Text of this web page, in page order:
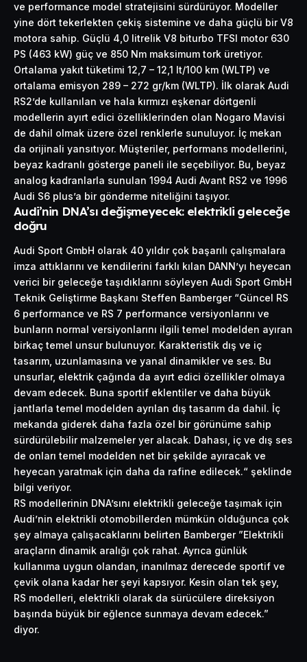
ve performance model stratejisini sürdürüyor. Modeller
yine dört tekerlekten çekiş sistemine ve daha güçlü bir V8
motora sahip. Güçlü 4,0 litrelik V8 biturbo TFSI motor 630
PS (463 kW) güç ve 850 Nm maksimum tork üretiyor.
Ortalama yakıt tüketimi 12,7 – 12,1 lt/100 km (WLTP) ve
ortalama emisyon 289 – 272 gr/km (WLTP). İlk olarak Audi
RS2’de kullanılan ve hala kırmızı eşkenar dörtgenli
modellerin ayırt edici özelliklerinden olan Nogaro Mavisi
de dahil olmak üzere özel renklerle sunuluyor. İç mekan
da orijinali yansıtıyor. Müşteriler, performans modellerini,
beyaz kadranlı gösterge paneli ile seçebiliyor. Bu, beyaz
analog kadranlarla sunulan 1994 Audi Avant RS2 ve 1996
Audi S6 plus’a bir gönderme niteliğini taşıyor.
Audi’nin DNA’sı değişmeyecek: elektrikli geleceğe
doğru
Audi Sport GmbH olarak 40 yıldır çok başarılı çalışmalara
imza attıklarını ve kendilerini farklı kılan DANN’yı heyecan
verici bir geleceğe taşıdıklarını söyleyen Audi Sport GmbH
Teknik Geliştirme Başkanı Steffen Bamberger “Güncel RS
6 performance ve RS 7 performance versiyonlarını ve
bunların normal versiyonlarını ilgili temel modelden ayıran
birkaç temel unsur bulunuyor. Karakteristik dış ve iç
tasarım, uzunlamasına ve yanal dinamikler ve ses. Bu
unsurlar, elektrik çağında da ayırt edici özellikler olmaya
devam edecek. Buna sportif eklentiler ve daha büyük
jantlarla temel modelden ayrılan dış tasarım da dahil. İç
mekanda giderek daha fazla özel bir görünüme sahip
sürdürülebilir malzemeler yer alacak. Dahası, iç ve dış ses
de onları temel modelden net bir şekilde ayıracak ve
heyecan yaratmak için daha da rafine edilecek.“ şeklinde
bilgi veriyor.
RS modellerinin DNA’sını elektrikli geleceğe taşımak için
Audi’nin elektrikli otomobillerden mümkün olduğunca çok
şey almaya çalışacaklarını belirten Bamberger ”Elektrikli
araçların dinamik aralığı çok rahat. Ayrıca günlük
kullanıma uygun olandan, inanılmaz derecede sportif ve
çevik olana kadar her şeyi kapsıyor. Kesin olan tek şey,
RS modelleri, elektrikli olarak da sürücülere direksiyon
başında büyük bir eğlence sunmaya devam edecek.”
diyor.